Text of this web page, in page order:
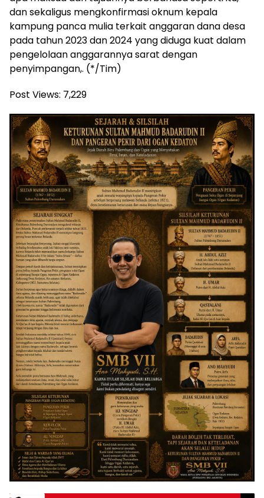
dan sekaligus mengkonfirmasi oknum kepala
kampung panca mulia terkait anggaran dana desa
pada tahun 2023 dan 2024 yang diduga kuat dalam
pengelolaan anggarannya sarat dengan
penyimpangan,. (*/Tim)
Post Views: 7,229